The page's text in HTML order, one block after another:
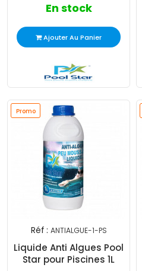
En stock
Ajouter Au Panier
Promo
Réf : ANTIALGUE-1-PS
Liquide Anti Algues Pool
Star pour Piscines 1L